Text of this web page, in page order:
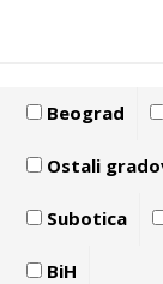
Beograd
Ostali
Subotica
BiH